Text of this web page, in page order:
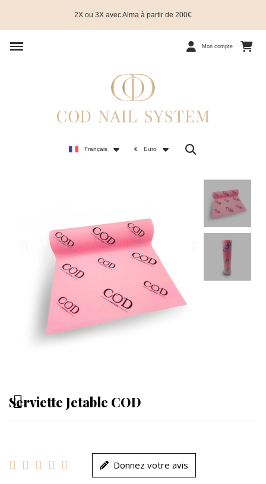
2X ou 3X avec Alma à partir de 200€
Mon compte
Français € Euro
Serviette Jetable COD
     Donnez votre avis